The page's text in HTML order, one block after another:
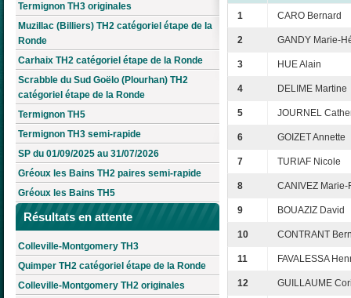
Termignon TH3 originales
Muzillac (Billiers) TH2 catégoriel étape de la
Ronde
Carhaix TH2 catégoriel étape de la Ronde
Scrabble du Sud Goëlo (Plourhan) TH2
catégoriel étape de la Ronde
Termignon TH5
Termignon TH3 semi-rapide
SP du 01/09/2025 au 31/07/2026
Gréoux les Bains TH2 paires semi-rapide
Gréoux les Bains TH5
Résultats en attente
Colleville-Montgomery TH3
Quimper TH2 catégoriel étape de la Ronde
Colleville-Montgomery TH2 originales
1 CARO Bernard
2 GANDY Marie-
3 HUE Alain
4 DELIME Martine
5 JOURNEL
6 GOIZET Annette
7 TURIAF Nicole
8 CANIVEZ Marie-
9 BOUAZIZ David
10 CONTRANT
11 FAVALESSA
12 GUILLAUME